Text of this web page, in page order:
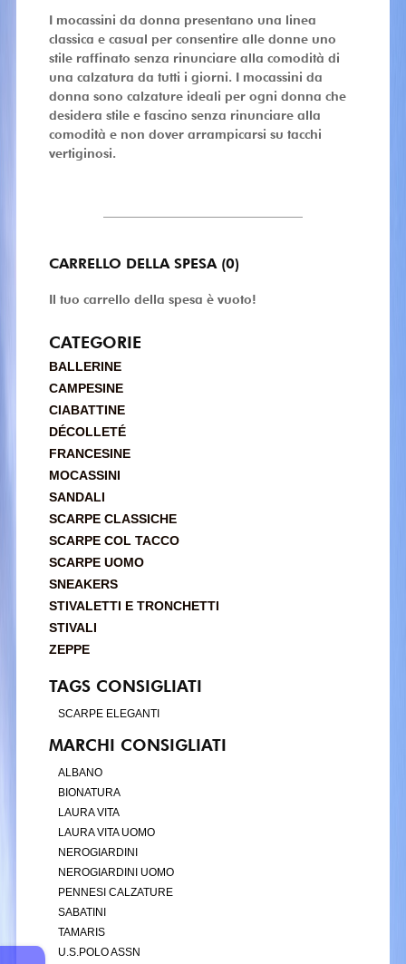
I mocassini da donna presentano una linea
classica e casual per consentire alle donne uno
stile raffinato senza rinunciare alla comodità di
una calzatura da tutti i giorni. I mocassini da
donna sono calzature ideali per ogni donna che
desidera stile e fascino senza rinunciare alla
comodità e non dover arrampicarsi su tacchi
vertiginosi.
CARRELLO DELLA SPESA (0)
Il tuo carrello della spesa è vuoto!
CATEGORIE
BALLERINE
CAMPESINE
CIABATTINE
DÉCOLLETÉ
FRANCESINE
MOCASSINI
SANDALI
SCARPE CLASSICHE
SCARPE COL TACCO
SCARPE UOMO
SNEAKERS
STIVALETTI E TRONCHETTI
STIVALI
ZEPPE
TAGS CONSIGLIATI
SCARPE ELEGANTI
MARCHI CONSIGLIATI
ALBANO
BIONATURA
LAURA VITA
LAURA VITA UOMO
NEROGIARDINI
NEROGIARDINI UOMO
PENNESI CALZATURE
SABATINI
TAMARIS
U.S.POLO ASSN